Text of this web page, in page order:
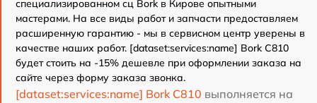
специализированном сц Bork в Кирове опытными
мастерами. На все виды работ и запчасти предоставляем
расширенную гарантию - мы в сервисном центр уверены в
качестве наших работ. [dataset:services:name] Bork C810
будет стоить на -15% дешевле при оформлении заказа на
сайте через форму заказа звонка.
[dataset:services:name] Bork C810 выполняется на